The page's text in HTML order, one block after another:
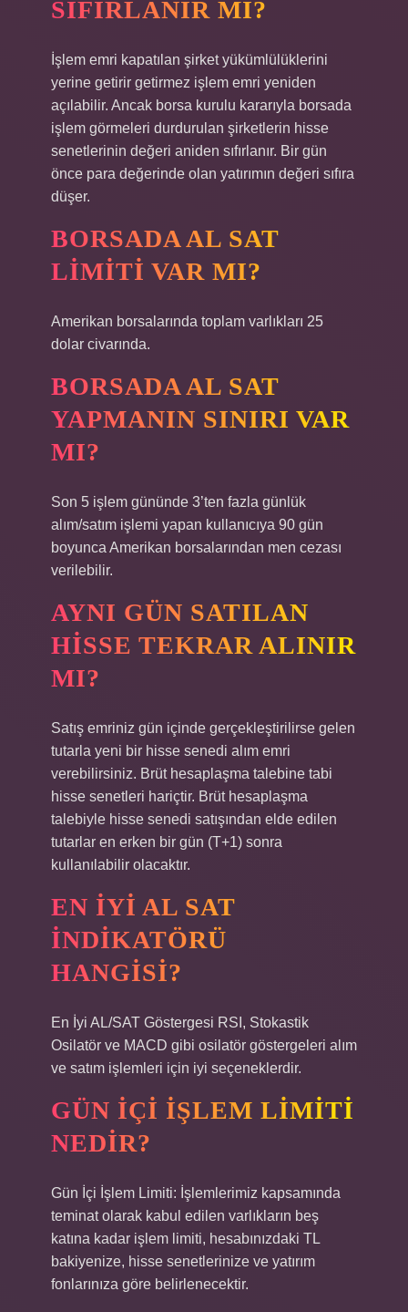
SIFIRLANIR MI?
İşlem emri kapatılan şirket yükümlülüklerini
yerine getirir getirmez işlem emri yeniden
açılabilir. Ancak borsa kurulu kararıyla borsada
işlem görmeleri durdurulan şirketlerin hisse
senetlerinin değeri aniden sıfırlanır. Bir gün
önce para değerinde olan yatırımın değeri sıfıra
düşer.
BORSADA AL SAT
LIMITI VAR MI?
Amerikan borsalarında toplam varlıkları 25
dolar civarında.
BORSADA AL SAT
YAPMANIN SINIRI VAR
MI?
Son 5 işlem gününde 3’ten fazla günlük
alım/satım işlemi yapan kullanıcıya 90 gün
boyunca Amerikan borsalarından men cezası
verilebilir.
AYNI GÜN SATILAN
HISSE TEKRAR ALINIR
MI?
Satış emriniz gün içinde gerçekleştirilirse gelen
tutarla yeni bir hisse senedi alım emri
verebilirsiniz. Brüt hesaplaşma talebine tabi
hisse senetleri hariçtir. Brüt hesaplaşma
talebiyle hisse senedi satışından elde edilen
tutarlar en erken bir gün (T+1) sonra
kullanılabilir olacaktır.
EN IYI AL SAT
INDIKATÖRÜ
HANGISI?
En İyi AL/SAT Göstergesi RSI, Stokastik
Osilatör ve MACD gibi osilatör göstergeleri alım
ve satım işlemleri için iyi seçeneklerdir.
GÜN IÇI IŞLEM LIMITI
NEDIR?
Gün İçi İşlem Limiti: İşlemlerimiz kapsamında
teminat olarak kabul edilen varlıkların beş
katına kadar işlem limiti, hesabınızdaki TL
bakiyenize, hisse senetlerinize ve yatırım
fonlarınıza göre belirlenecektir.